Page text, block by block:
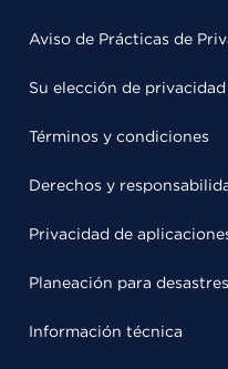
Aviso de Prácticas de
Su elección de privacidad
Términos y condiciones
Derechos y
Privacidad de
Planeación para desastres
Información técnica